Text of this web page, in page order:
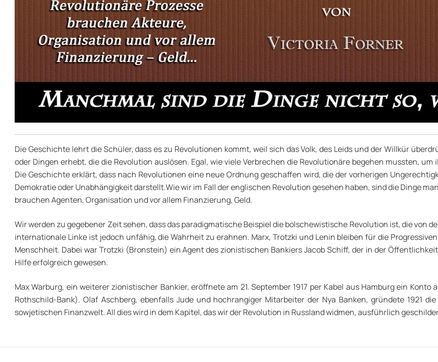
Die Geschichte lehrt die Schüler, dass es zu Revolutionen kommt, weil sich das Volk, des Leids und der Willkür
oder Dingen erhebt, die die Revolution auslösen. Egal, wie viele Verbrechen die Revolutionäre begehen mussten,
Die Geschichte erklärt, dass nach Revolutionen eine neue Ordnung geschaffen wird, die der vorherigen
Demokratie oder Unabhängigkeit darstellt.Wie wir im Fall der englischen Revolution gesehen haben, sind die Dinge
brauchen Agenten, Organisation und vor allem Finanzierung, Geld.
Wir werden zu gegebener Zeit sehen, dass das paradigmatische Beispiel die bolschewistische Revolution ist, die von
internationale Linke ist jedoch unfähig, die Wahrheit zu erahnen. Marx, Trotzki und Lenin bleiben für die
Menschheit. Dabei war Trotzki (Bronstein) ein Agent des zionistischen Bankiers Jacob Schiff, der in der
Hilfe erfolgreich gewesen.
Max Warburg, ein weiterer zionistischer Bankier, eröffnete am 21. September 1917 per Kabel aus Hamburg ein
Rothschild-Bank). Olaf Aschberg, ebenfalls Jude und hochrangiger Mitarbeiter der Nya Banken, gründete 1921
sowjetischen Finanzwelt. All dies wird in dem Kapitel, das wir der Revolution in Russland widmen, ausführlich